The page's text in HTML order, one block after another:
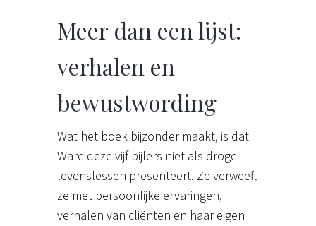
Meer dan een lijst:
verhalen en
bewustwording
Wat het boek bijzonder maakt, is dat
Ware deze vijf pijlers niet als droge
levenslessen presenteert. Ze verweeft
ze met persoonlijke ervaringen,
verhalen van cliënten en haar eigen